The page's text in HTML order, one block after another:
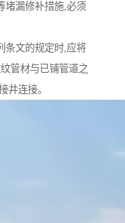
堵漏修补措施,必须
条文的规定时,应将
管材与已铺管道之
井连接。